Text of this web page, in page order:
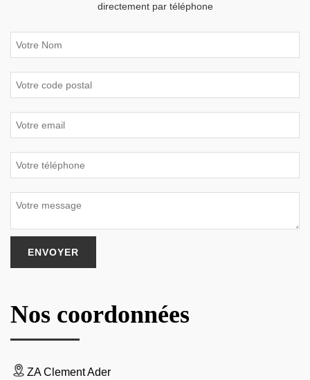
directement par téléphone
Nos coordonnées
ZA Clement Ader